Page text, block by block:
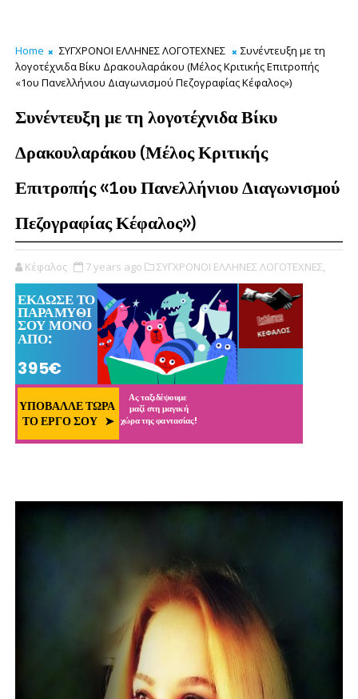
Home ΣΥΓΧΡΟΝΟΙ ΕΛΛΗΝΕΣ ΛΟΓΟΤΕΧΝΕΣ
Συνέντευξη με τη
λογοτέχνιδα Βίκυ Δρακουλαράκου (Μέλος Κριτικής Επιτροπής
«1ου Πανελλήνιου Διαγωνισμού Πεζογραφίας Κέφαλος»)
Συνέντευξη με τη λογοτέχνιδα Βίκυ
Δρακουλαράκου (Μέλος Κριτικής
Επιτροπής «1ου Πανελλήνιου Διαγωνισμού
Πεζογραφίας Κέφαλος»)
Κέφαλος 7 years ago ΣΥΓΧΡΟΝΟΙ ΕΛΛΗΝΕΣ ΛΟΓΟΤΕΧΝΕΣ,